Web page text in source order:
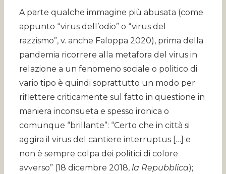
A parte qualche immagine più abusata (come
appunto “virus dell’odio” o “virus del
razzismo”, v. anche Faloppa 2020), prima della
pandemia ricorrere alla metafora del virus in
relazione a un fenomeno sociale o politico di
vario tipo è quindi soprattutto un modo per
riflettere criticamente sul fatto in questione in
maniera inconsueta e spesso ironica o
comunque “brillante”: “Certo che in città si
aggira il virus del cantiere interruptus […] e
non è sempre colpa dei politici di colore
avverso” (18 dicembre 2018, la Repubblica);